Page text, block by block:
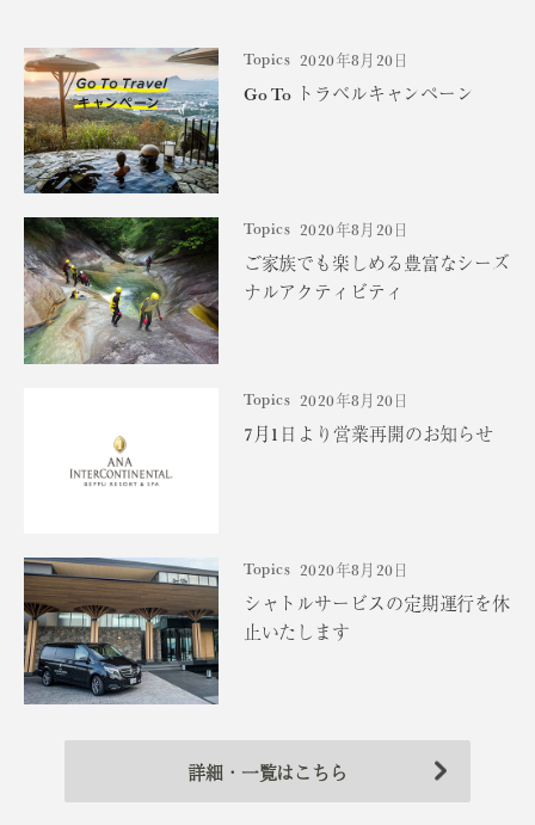
Topics 2020年8月20日
Go To トラベルキャンペーン
Topics 2020年8月20日
ご家族でも楽しめる豊富なシーズ
ナルアクティビティ
Topics 2020年8月20日
7月1日より営業再開のお知らせ
Topics 2020年8月20日
シャトルサービスの定期運行を休
止いたします
詳細・一覧はこちら